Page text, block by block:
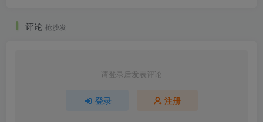
评论 抢沙发
请登录后发表评论
登录 注册